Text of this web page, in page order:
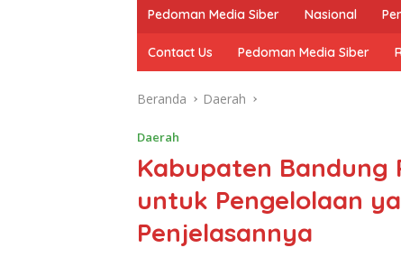
Pedoman Media Siber Nasional
Contact Us Pedoman Media Siber
Beranda Daerah
Daerah
Kabupaten Bandung
untuk Pengelolaan
Penjelasannya